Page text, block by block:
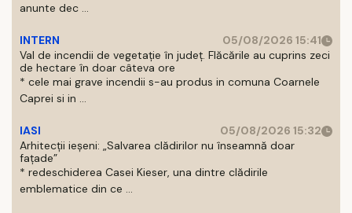
anunte dec ...
INTERN
05/08/2026 15:41
Val de incendii de vegetație în județ. Flăcările au cuprins zeci
de hectare în doar câteva ore
* cele mai grave incendii s-au produs in comuna Coarnele
Caprei si in ...
IASI
05/08/2026 15:32
Arhitecții ieșeni: „Salvarea clădirilor nu înseamnă doar
fațade”
* redeschiderea Casei Kieser, una dintre clădirile
emblematice din ce ...